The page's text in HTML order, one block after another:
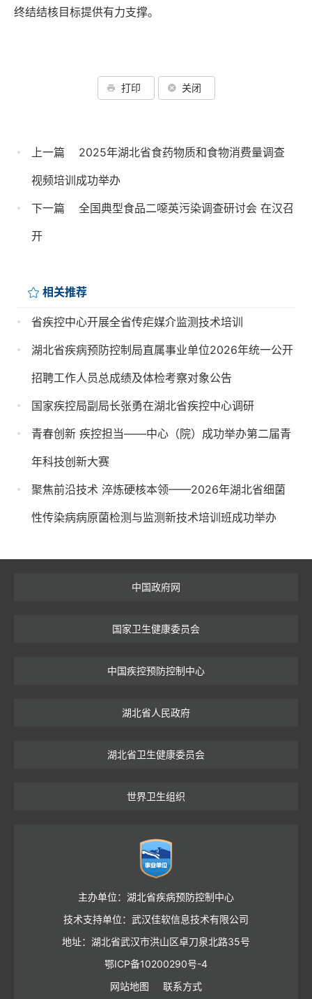
终结结核目标提供有力支撑。
打印 关闭
上一篇
2025年湖北省食药物质和食物消费量调查
视频培训成功举办
下一篇
全国典型食品二噁英污染调查研讨会 在汉召
开
相关推荐
省疾控中心开展全省传疟媒介监测技术培训
湖北省疾病预防控制局直属事业单位2026年统一公开
招聘工作人员总成绩及体检考察对象公告
国家疾控局副局长张勇在湖北省疾控中心调研
青春创新 疾控担当——中心（院）成功举办第二届青
年科技创新大赛
聚焦前沿技术 淬炼硬核本领——2026年湖北省细菌
性传染病病原菌检测与监测新技术培训班成功举办
中国政府网
国家卫生健康委员会
中国疾控预防控制中心
湖北省人民政府
湖北省卫生健康委员会
世界卫生组织
主办单位：湖北省疾病预防控制中心
技术支持单位：武汉佳软信息技术有限公司
地址：湖北省武汉市洪山区卓刀泉北路35号
鄂ICP备10200290号-4
网站地图
联系方式